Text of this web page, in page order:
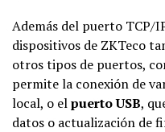
Además del puerto TCP/
dispositivos de ZKTeco
otros tipos de puertos,
permite la conexión de
local, o elpuerto USB,
datos o actualización de